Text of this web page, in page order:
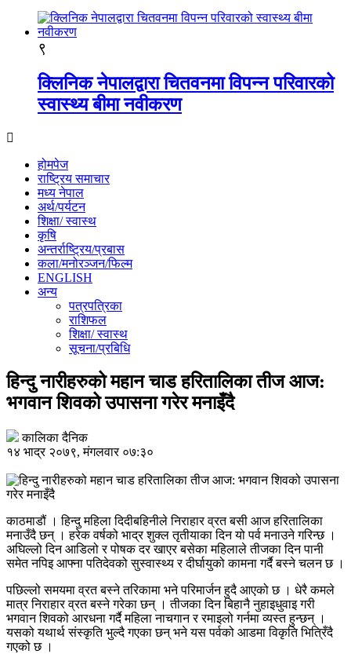
९
क्लिनिक नेपालद्वारा चितवनमा विपन्न परिवारको
स्वास्थ्य बीमा नवीकरण
होमपेज
राष्ट्रिय समाचार
मध्य नेपाल
अर्थ/पर्यटन
शिक्षा/ स्वास्थ
कृषि
अन्तर्राष्ट्रिय/प्रबास
कला/मनोरञ्जन/फिल्म
ENGLISH
अन्य
पत्रपत्रिका
राशिफल
शिक्षा/ स्वास्थ
सूचना/प्रबिधि
हिन्दु नारीहरुको महान चाड हरितालिका तीज आज:
भगवान शिवको उपासना गरेर मनाइँदै
कालिका दैनिक
१४ भाद्र २०७९, मंगलवार ०७:३०
काठमाडौं । हिन्दु महिला दिदीबहिनीले निराहार व्रत बसी आज हरितालिका
मनाउँदै छन् । हरेक वर्षको भाद्र शुक्ल तृतीयाका दिन यो पर्व मनाउने गरिन्छ ।
अघिल्लो दिन आडिलो र पोषक दर खाएर बसेका महिलाले तीजका दिन पानी
समेत नपिइ आफ्ना पतिदेवको सुस्वास्थ्य र दीर्घायुको कामना गर्दै बस्ने चलन छ ।
पछिल्लो समयमा व्रत बस्ने तरिकामा भने परिमार्जन हुदै आएको छ । धेरै कमले
मात्र निराहार व्रत बस्ने गरेका छन् । तीजका दिन बिहानै नुहाइधुवाइ गरी
भगवान शिवको आरधना गर्दै महिला नाचगान र रमाइलो गर्नमा व्यस्त हुन्छन् ।
यसको यथार्थ संस्कृति भुल्दै गएका छन् भने यस पर्वको आडमा विकृति भित्रिँदै
गएको छ ।